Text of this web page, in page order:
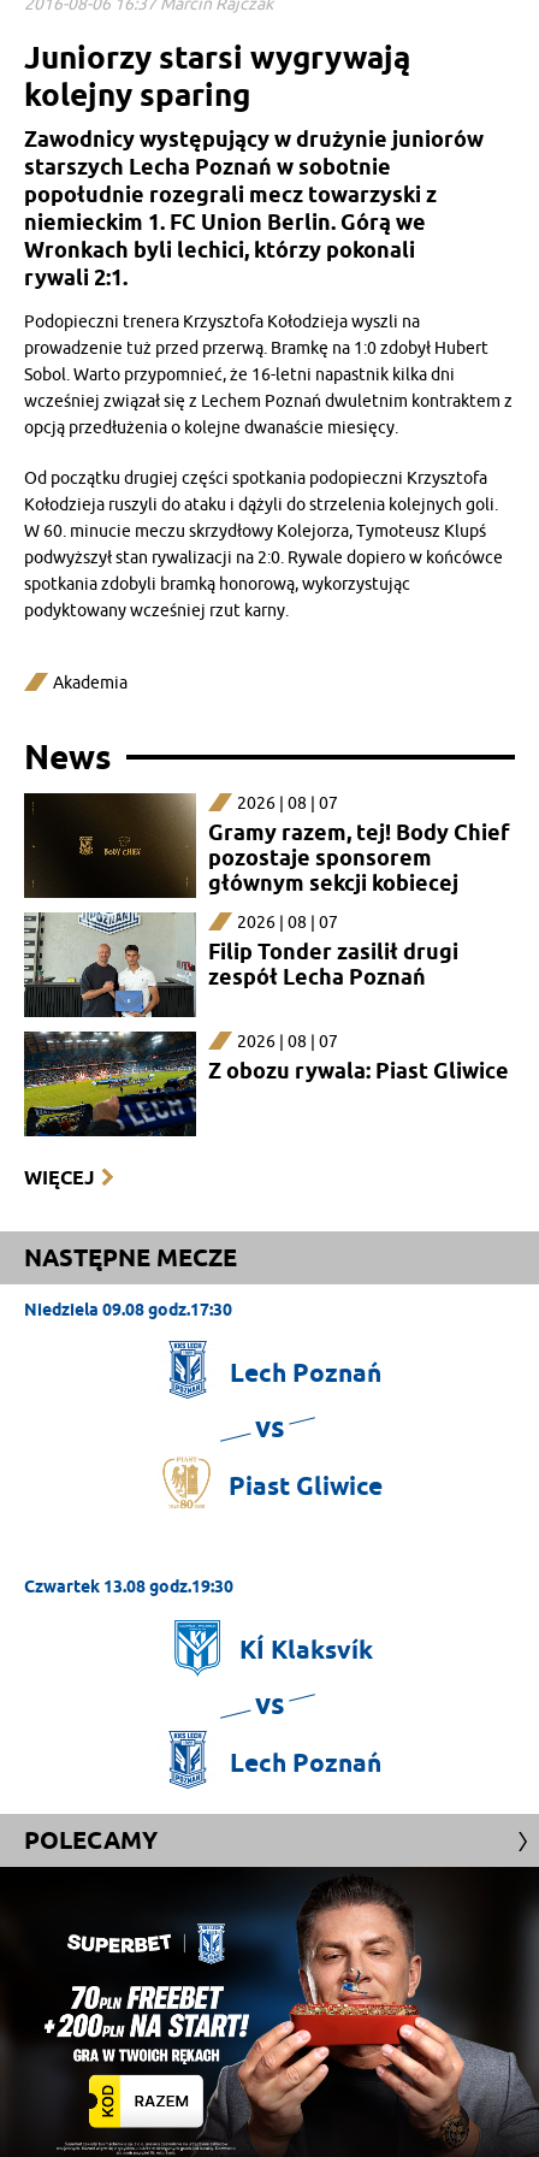
Juniorzy starsi wygrywają
kolejny sparing
Zawodnicy występujący w drużynie juniorów
starszych Lecha Poznań w sobotnie
popołudnie rozegrali mecz towarzyski z
niemieckim 1. FC Union Berlin. Górą we
Wronkach byli lechici, którzy pokonali
rywali 2:1.
Podopieczni trenera Krzysztofa Kołodzieja wyszli na
prowadzenie tuż przed przerwą. Bramkę na 1:0 zdobył Hubert
Sobol. Warto przypomnieć, że 16-letni napastnik kilka dni
wcześniej związał się z Lechem Poznań dwuletnim kontraktem z
opcją przedłużenia o kolejne dwanaście miesięcy.
Od początku drugiej części spotkania podopieczni Krzysztofa
Kołodzieja ruszyli do ataku i dążyli do strzelenia kolejnych goli.
W 60. minucie meczu skrzydłowy Kolejorza, Tymoteusz Klupś
podwyższył stan rywalizacji na 2:0. Rywale dopiero w końcówce
spotkania zdobyli bramką honorową, wykorzystując
podyktowany wcześniej rzut karny.
Akademia
News
2026 | 08 | 07
Gramy razem, tej! Body Chief
pozostaje sponsorem
głównym sekcji kobiecej
2026 | 08 | 07
Filip Tonder zasilił drugi
zespół Lecha Poznań
2026 | 08 | 07
Z obozu rywala: Piast Gliwice
WIĘCEJ
NASTĘPNE MECZE
Niedziela 09.08 godz.17:30
Lech Poznań
vs
Piast Gliwice
Czwartek 13.08 godz.19:30
KÍ Klaksvík
vs
Lech Poznań
POLECAMY